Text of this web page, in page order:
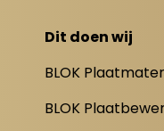
Dit doen wij
BLOK
BLOK